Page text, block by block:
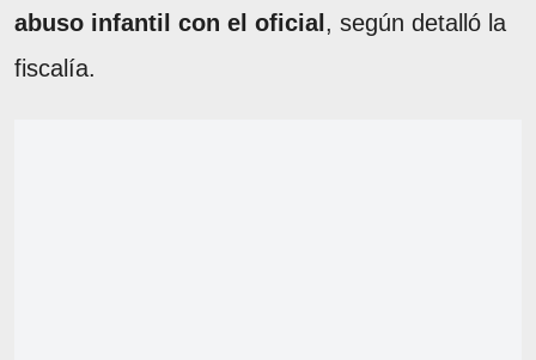
abuso infantil con el oficial , según detalló la
fiscalía.